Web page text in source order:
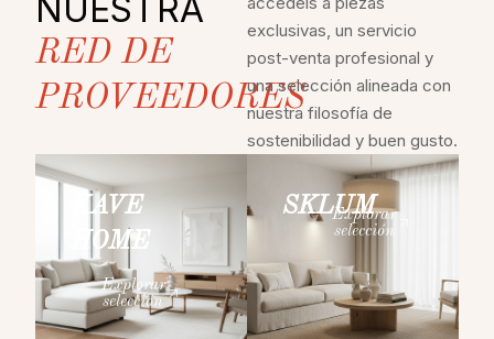
NUESTRA
RED DE
PROVEEDORES
exclusivas, un servicio
post-venta profesional y
una selección alineada con
nuestra filosofía de
sostenibilidad y buen gusto.
KAVE
HOME
Explorar
selección
SKLUM
Explorar
selección